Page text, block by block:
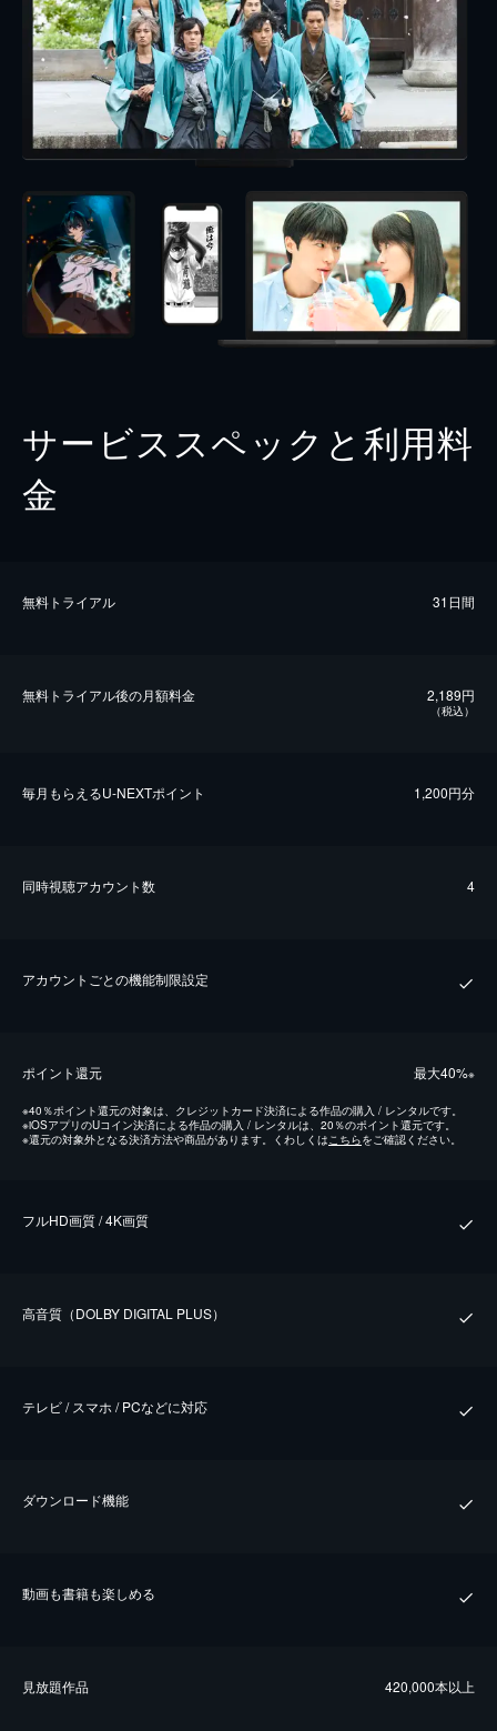
サービススペックと利用料
金
無料トライアル 31日間
無料トライアル後の⽉額料金 2,189円
（税込）
毎⽉もらえるU-NEXTポイント 1,200円分
同時視聴アカウント数 4
アカウントごとの機能制限設定
ポイント還元 最⼤40%※
※40％ポイント還元の対象は、クレジットカード決済による作品の購入 / レンタルです。
※iOSアプリのUコイン決済による作品の購入 / レンタルは、20％のポイント還元です。
※還元の対象外となる決済方法や商品があります。くわしくはこちらをご確認ください。
フルHD画質 / 4K画質
⾼⾳質（DOLBY DIGITAL PLUS）
テレビ / スマホ / PCなどに対応
ダウンロード機能
動画も書籍も楽しめる
⾒放題作品 420,000本以上